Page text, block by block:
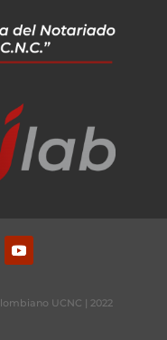
UCNC | 2022